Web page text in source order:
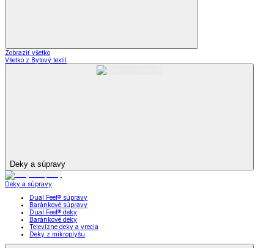
Zobraziť všetko
Všetko z Bytový textil
Deky a súpravy
Deky a súpravy
Dual Feel® súpravy
Baránkové súpravy
Dual Feel® deky
Baránkové deky
Televízne deky a vrecia
Deky z mikroplyšu